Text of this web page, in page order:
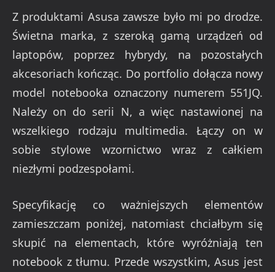
Z produktami Asusa zawsze było mi po drodze.
Świetna marka, z szeroką gamą urządzeń od
laptopów, poprzez hybrydy, na pozostałych
akcesoriach kończąc. Do portfolio dołącza nowy
model notebooka oznaczony numerem 551JQ.
Należy on do serii N, a więc nastawionej na
wszelkiego rodzaju multimedia. Łączy on w
sobie stylowe wzornictwo wraz z całkiem
niezłymi podzespołami.
Specyfikację co ważniejszych elementów
zamieszczam poniżej, natomiast chciałbym się
skupić na elementach, które wyróżniają ten
notebook z tłumu. Przede wszystkim, Asus jest